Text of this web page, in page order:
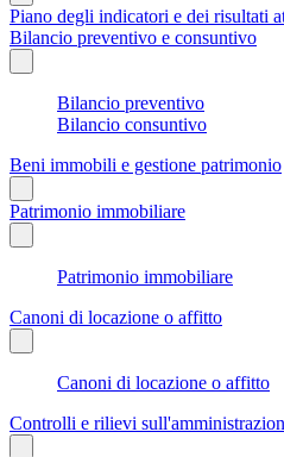
Piano degli indicatori e dei risultati
Bilancio preventivo e consuntivo
Bilancio preventivo
Bilancio consuntivo
Beni immobili e gestione patrimonio
Patrimonio immobiliare
Patrimonio immobiliare
Canoni di locazione o affitto
Canoni di locazione o affitto
Controlli e rilievi